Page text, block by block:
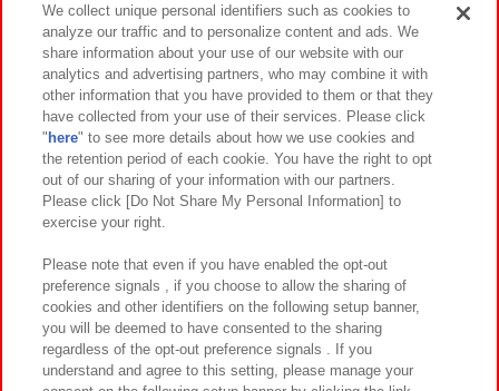
イベント・キャンペーン
関連会社 サステナビリティ サイトポリシー
プライバシーポリシー ウェブアクセシビリティ方針と検証結果
お取引先さまとともに
カスタマーハラスメント対応方針 よくあるご質問・お問い合わせ
We collect unique personal identifiers such as cookies to
analyze our traffic and to personalize content and ads. We
share information about your use of our website with our
analytics and advertising partners, who may combine it with
other information that you have provided to them or that they
have collected from your use of their services. Please click
" here" to see more details about how we use cookies and
the retention period of each cookie. You have the right to opt
out of our sharing of your information with our partners.
Please click [Do Not Share My Personal Information] to
exercise your right.
Please note that even if you have enabled the opt-out
preference signals , if you choose to allow the sharing of
cookies and other identifiers on the following setup banner,
you will be deemed to have consented to the sharing
regardless of the opt-out preference signals . If you
understand and agree to this setting, please manage your